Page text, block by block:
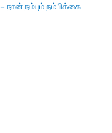
– நான் நம்பும் நம்பிக்கை